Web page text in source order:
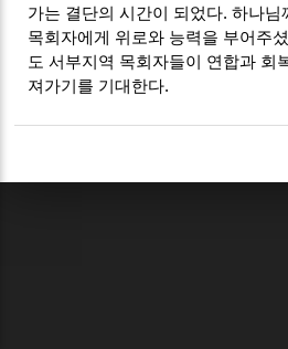
가는 결단의 시간이 되었다. 하나
목회자에게 위로와 능력을 부어주
도 서부지역 목회자들이 연합과 회
져가기를 기대한다.